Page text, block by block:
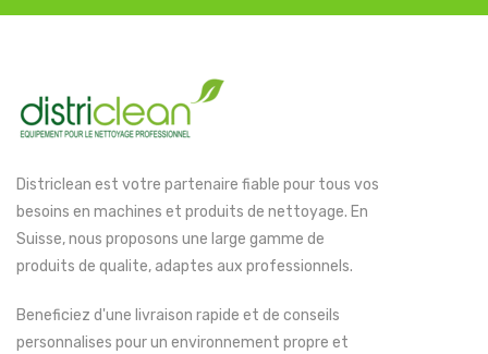
Districlean est votre partenaire fiable pour tous vos
besoins en machines et produits de nettoyage. En
Suisse, nous proposons une large gamme de
produits de qualite, adaptes aux professionnels.
Beneficiez d'une livraison rapide et de conseils
personnalises pour un environnement propre et